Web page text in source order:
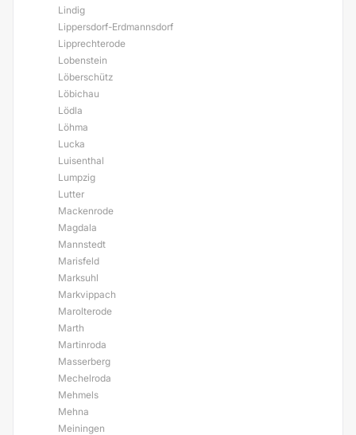
Lindig
Lippersdorf-Erdmannsdorf
Lipprechterode
Lobenstein
Löberschütz
Löbichau
Lödla
Löhma
Lucka
Luisenthal
Lumpzig
Lutter
Mackenrode
Magdala
Mannstedt
Marisfeld
Marksuhl
Markvippach
Marolterode
Marth
Martinroda
Masserberg
Mechelroda
Mehmels
Mehna
Meiningen